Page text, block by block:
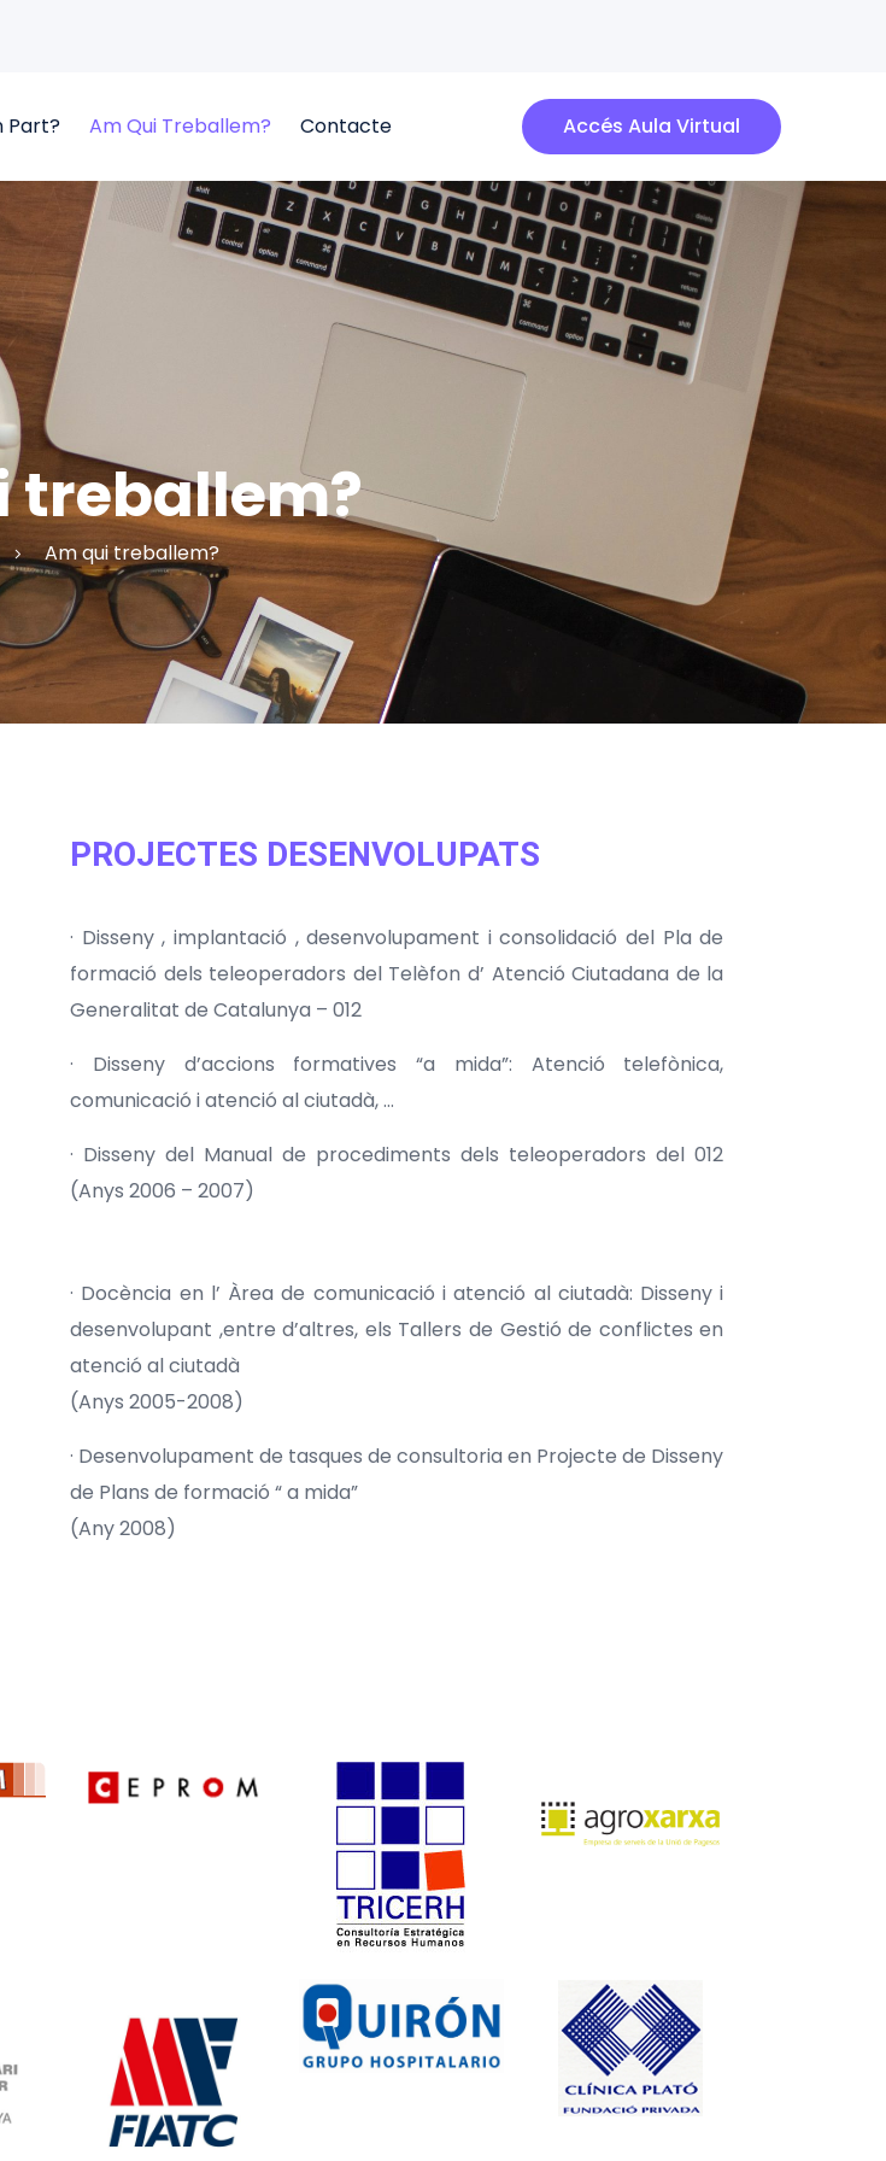
Part? Am Qui Treballem? Contacte Accés Aula Virtual
treballem?
Am qui treballem?
PROJECTES DESENVOLUPATS
· Disseny , implantació , desenvolupament i consolidació del Pla de
formació dels teleoperadors del Telèfon d’ Atenció Ciutadana de la
Generalitat de Catalunya – 012
· Disseny d’accions formatives “a mida”: Atenció telefònica,
comunicació i atenció al ciutadà, …
· Disseny del Manual de procediments dels teleoperadors del 012
(Anys 2006 – 2007)
· Docència en l’ Àrea de comunicació i atenció al ciutadà: Disseny i
desenvolupant ,entre d’altres, els Tallers de Gestió de conflictes en
atenció al ciutadà
(Anys 2005-2008)
· Desenvolupament de tasques de consultoria en Projecte de Disseny
de Plans de formació “ a mida”
(Any 2008)